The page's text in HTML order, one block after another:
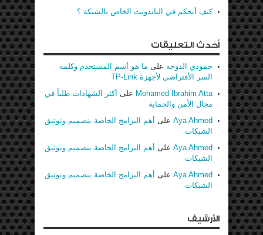
كيف أتحكم في الباندويث الخاص بالشبكة ؟
أحدث التعليقات
حمودي الدوخة على ما هو أسم المستخدم وكلمة
السر الأفتراضي لأجهزة TP-Link
Mohamed Ibrahim Atta على أكثر الشهادات طلباً في
مجال الأمن والحماية
Aya Ahmed على أهم البرامج الخاصة بتصميم وتوثيق
الشبكات
Aya Ahmed على أهم البرامج الخاصة بتصميم وتوثيق
الشبكات
Aya Ahmed على أهم البرامج الخاصة بتصميم وتوثيق
الشبكات
الأرشيف